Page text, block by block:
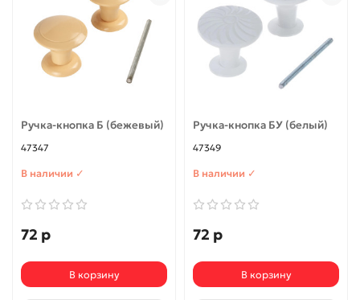
Ручка-кнопка Б (бежевый)
47347
В наличии ✓
72 р
В корзину
Ручка-кнопка БУ (белый)
47349
В наличии ✓
72 р
В корзину